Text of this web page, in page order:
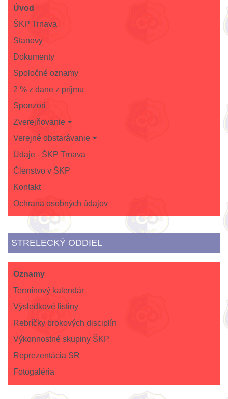
Úvod
ŠKP Trnava
Stanovy
Dokumenty
Spoločné oznamy
2 % z dane z príjmu
Sponzori
Zverejňovanie
Verejné obstarávanie
Údaje - ŠKP Trnava
Členstvo v ŠKP
Kontakt
Ochrana osobných údajov
STRELECKÝ ODDIEL
Oznamy
Termínový kalendár
Výsledkové listiny
Rebríčky brokových disciplín
Výkonnostné skupiny ŠKP
Reprezentácia SR
Fotogaléria